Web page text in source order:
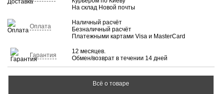
На склад Новой почты
Оплата
Наличный расчёт
Безналичный расчёт
Платежными картами Visa и MasterCard
Гарантия
12 месяцев.
Обмен/возврат в течении 14 дней
Всё о товаре